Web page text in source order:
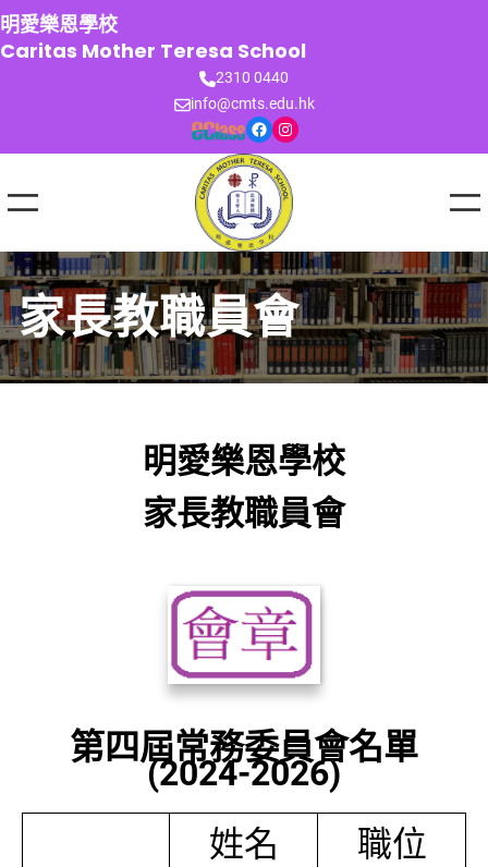
跳
至
主
明愛樂恩學校
Caritas Mother Teresa School
2310 0440
info@cmts.edu.hk
Facebook Instagram
家長教職員會
明愛樂恩學校
家長教職員會
第四屆常務委員會名單
(2024-2026)
姓名
職位